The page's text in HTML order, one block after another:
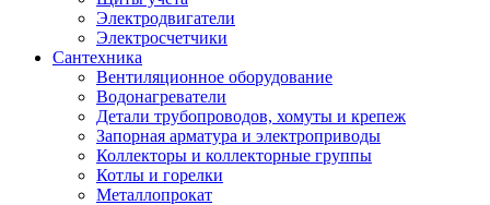
Электродвигатели
Электросчетчики
Сантехника
Вентиляционное оборудование
Водонагреватели
Детали трубопроводов, хомуты и крепеж
Запорная арматура и электроприводы
Коллекторы и коллекторные группы
Котлы и горелки
Металлопрокат